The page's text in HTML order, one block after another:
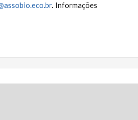
. Informações